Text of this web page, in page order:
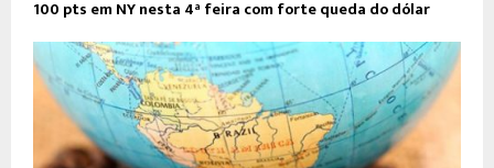
100 pts em NY nesta 4ª feira com forte queda do dólar